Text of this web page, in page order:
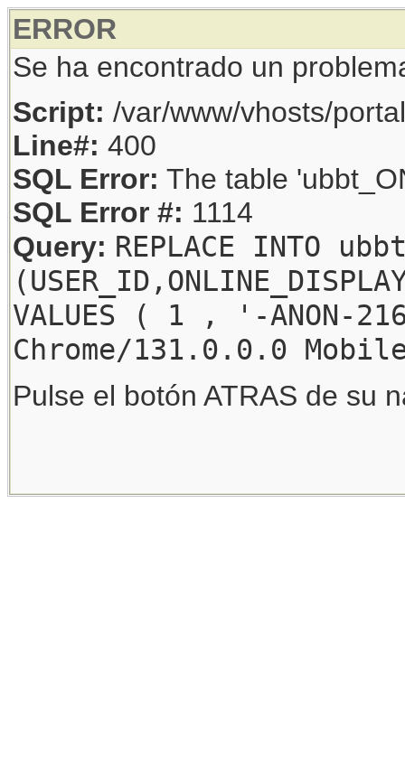
ERROR
Se ha encontrado un
Script: /var/www/vhosts/
Line#: 400
SQL Error: The table
SQL Error #: 1114
Query: REPLACE INTO
VALUES ( 1 , '-
Chrome/131.0.0.0
Pulse el botón ATRAS de su